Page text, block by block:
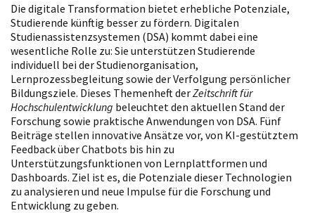
Die digitale Transformation bietet erhebliche Potenziale,
Studierende künftig besser zu fördern. Digitalen
Studienassistenzsystemen (DSA) kommt dabei eine
wesentliche Rolle zu: Sie unterstützen Studierende
individuell bei der Studienorganisation,
Lernprozessbegleitung sowie der Verfolgung persönlicher
Bildungsziele. Dieses Themenheft derZeitschrift für
Hochschulentwicklung beleuchtet den aktuellen Stand der
Forschung sowie praktische Anwendungen von DSA. Fünf
Beiträge stellen innovative Ansätze vor, von KI-gestütztem
Feedback über Chatbots bis hin zu
Unterstützungsfunktionen von Lernplattformen und
Dashboards. Ziel ist es, die Potenziale dieser Technologien
zu analysieren und neue Impulse für die Forschung und
Entwicklung zu geben.